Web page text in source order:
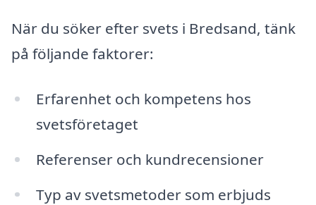
När du söker efter svets i Bredsand, tänk
på följande faktorer:
Erfarenhet och kompetens hos
svetsföretaget
Referenser och kundrecensioner
Typ av svetsmetoder som erbjuds